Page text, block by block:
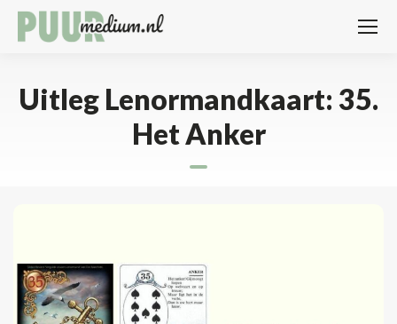
Uitleg Lenormandkaart: 35.
Het Anker